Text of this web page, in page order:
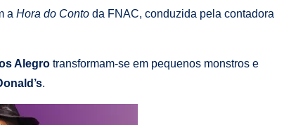
a Hora do Conto da FNAC, conduzida pela contadora
Alegro transformam-se em pequenos monstros e
.